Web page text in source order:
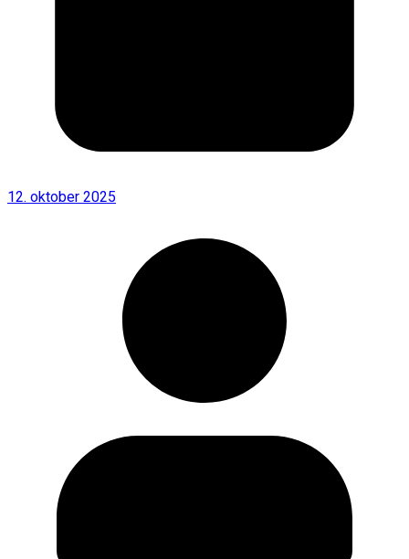
12. oktober 2025